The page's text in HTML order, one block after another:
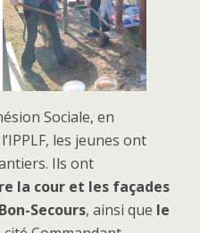
Sociale, en
les jeunes ont
Ils ont
la cour et les façades
Secours, ainsi que le